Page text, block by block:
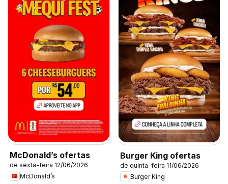
McDonald’s ofertas
de sexta-feira 12/06/2026
McDonald’s
Burger King ofertas
de quinta-feira 11/06/2026
Burger King